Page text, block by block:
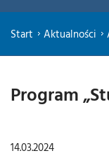
Start Aktualności
Program
14.03.2024